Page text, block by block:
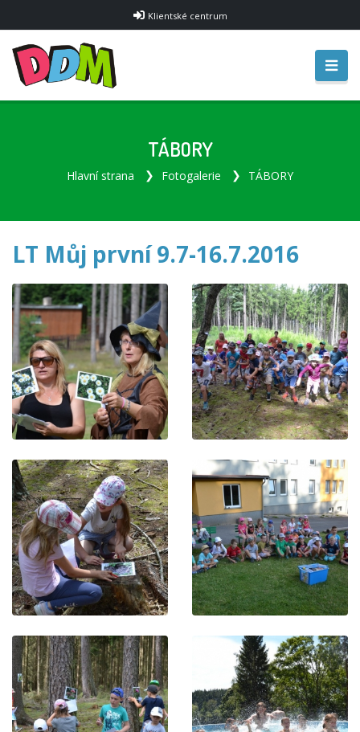
Klientské centrum
TÁBORY
Hlavní strana Fotogalerie TÁBORY
LT Můj první 9.7-16.7.2016